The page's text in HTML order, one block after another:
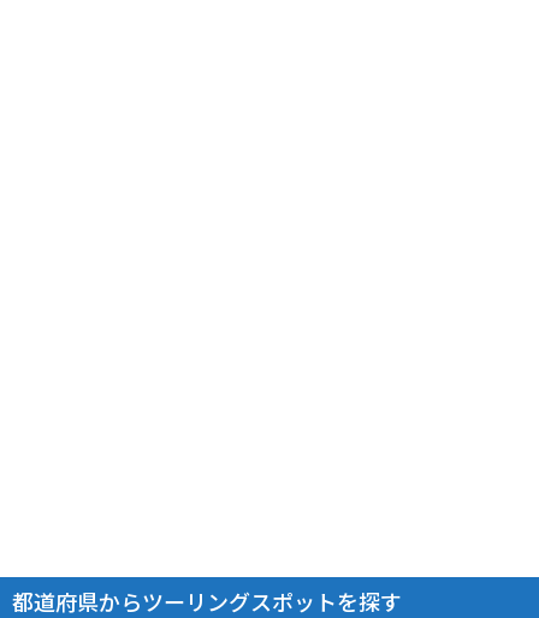
都道府県からツーリングスポットを探す